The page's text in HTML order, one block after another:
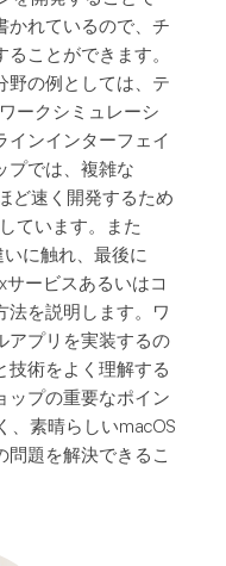
かれているので、チ
ことができます。
野の例としては、テ
ークシミュレーシ
インインターフェイ
プでは、複雑な
ど速く開発するため
ています。また
に触れ、最後に
ービスあるいはコ
法を説明します。ワ
アプリを実装するの
技術をよく理解する
ップの重要なポイン
、素晴らしいmacOS
問題を解決できるこ